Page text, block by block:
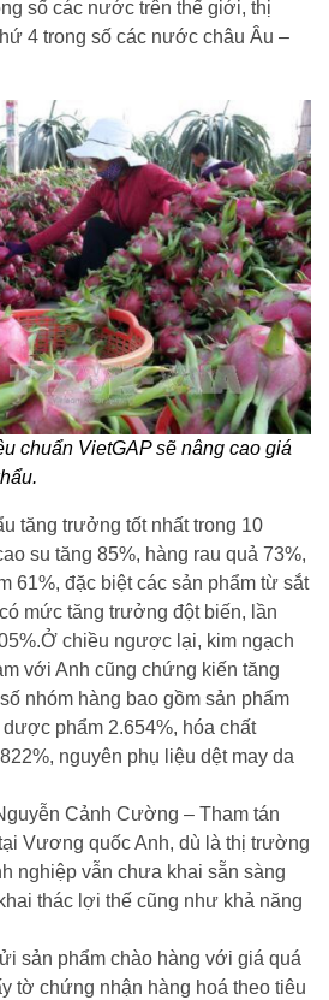
số các nước trên thế giới, thị
4 trong số các nước châu Âu –
chuẩn VietGAP sẽ nâng cao giá
tăng trưởng tốt nhất trong 10
su tăng 85%, hàng rau quả 73%,
61%, đặc biệt các sản phẩm từ sắt
mức tăng trưởng đột biến, lần
chiều ngược lại, kim ngạch
với Anh cũng chứng kiến tăng
nhóm hàng bao gồm sản phẩm
phẩm 2.654%, hóa chất
nguyên phụ liệu dệt may da
Cảnh Cường – Tham tán
Vương quốc Anh, dù là thị trường
nghiệp vẫn chưa khai sẵn sàng
thác lợi thế cũng như khả năng
sản phẩm chào hàng với giá quá
tờ chứng nhận hàng hoá theo tiêu